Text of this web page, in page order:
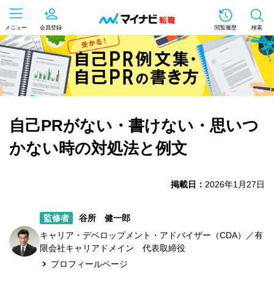
メニュー 会員登録 閲覧履歴 検索
自己PRがない・書けない・思いつ
かない時の対処法と例文
掲載日： 2026年1月27日
監修者
谷所 健一郎
キャリア・デベロップメント・アドバイザー（CDA）／有
限会社キャリアドメイン 代表取締役
プロフィールページ